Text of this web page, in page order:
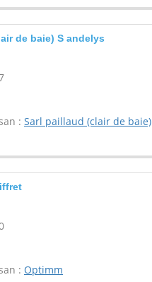
de baie) S andelys
: Sarl paillaud (clair de baie)
: Optimm